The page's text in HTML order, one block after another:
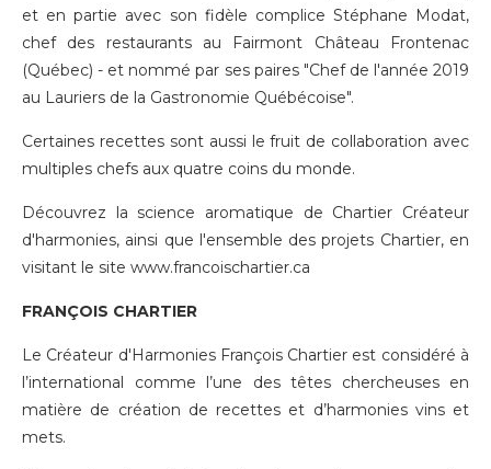
et en partie avec son fidèle complice Stéphane Modat,
chef des restaurants au Fairmont Château Frontenac
(Québec) - et nommé par ses paires "Chef de l'année 2019
au Lauriers de la Gastronomie Québécoise".
Certaines recettes sont aussi le fruit de collaboration avec
multiples chefs aux quatre coins du monde.
Découvrez la science aromatique de Chartier Créateur
d'harmonies, ainsi que l'ensemble des projets Chartier, en
visitant le site www.francoischartier.ca
FRANÇOIS CHARTIER
Le Créateur d'Harmonies François Chartier est considéré à
l’international comme l’une des têtes chercheuses en
matière de création de recettes et d’harmonies vins et
mets.